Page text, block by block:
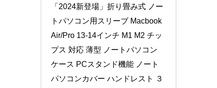
「2024新登場」折り畳み式 ノー
トパソコン用スリーブ Macbook
Air/Pro 13-14インチ M1 M2 チッ
プス 対応 薄型 ノートパソコン
ケース PCスタンド機能 ノート
パソコンカバー ハンドレスト ３